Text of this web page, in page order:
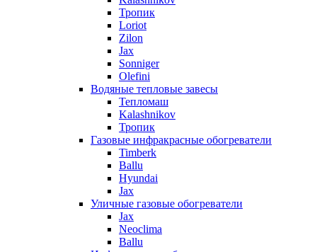
Тропик
Loriot
Zilon
Jax
Sonniger
Olefini
Водяные тепловые завесы
Тепломаш
Kalashnikov
Тропик
Газовые инфракрасные обогреватели
Timberk
Ballu
Hyundai
Jax
Уличные газовые обогреватели
Jax
Neoclima
Ballu